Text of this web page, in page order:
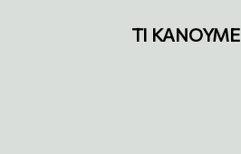
ΤΙ ΚΑΝΟΥΜΕ